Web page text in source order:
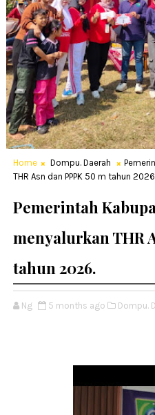
Home Dompu. Daerah
THR Asn dan PPPK 50 m tahun
Pemerintah
menyalurkan THR
tahun 2026.
Ng 5 months ago Dompu.